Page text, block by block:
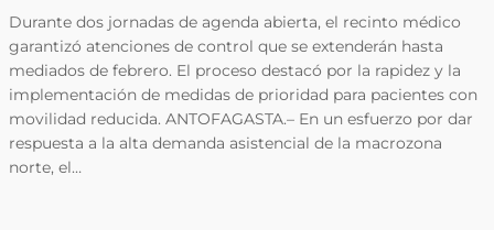
Durante dos jornadas de agenda abierta, el recinto médico
garantizó atenciones de control que se extenderán hasta
mediados de febrero. El proceso destacó por la rapidez y la
implementación de medidas de prioridad para pacientes con
movilidad reducida. ANTOFAGASTA.– En un esfuerzo por dar
respuesta a la alta demanda asistencial de la macrozona
norte, el…